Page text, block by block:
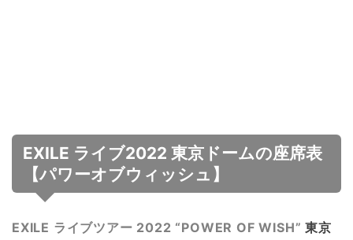
EXILE ライブ2022 東京ドームの座席表
【パワーオブウィッシュ】
EXILE ライブツアー 2022 “POWER OF WISH”東京